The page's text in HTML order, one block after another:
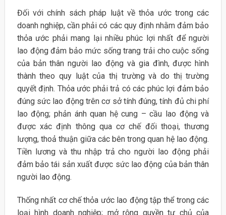
Đối với chính sách pháp luật về thỏa ước trong các
doanh nghiệp, cần phải có các quy định nhằm đảm bảo
thỏa ước phải mang lại nhiều phúc lợi nhất để người
lao động đảm bảo mức sống trang trải cho cuộc sống
của bản thân người lao động và gia đình, được hình
thành theo quy luật của thị trường và do thị trường
quyết định. Thỏa ước phải trả có các phúc lợi đảm bảo
đúng sức lao động trên cơ sở tính đúng, tính đủ chi phí
lao động; phản ánh quan hệ cung – cầu lao động và
được xác định thông qua cơ chế đối thoại, thương
lượng, thoả thuận giữa các bên trong quan hệ lao động.
Tiền lương và thu nhập trả cho người lao động phải
đảm bảo tái sản xuất được sức lao động của bản thân
người lao động.
Thống nhất cơ chế thỏa ước lao động tập thể trong các
loại hình doanh nghiệp; mở rộng quyền tự chủ của